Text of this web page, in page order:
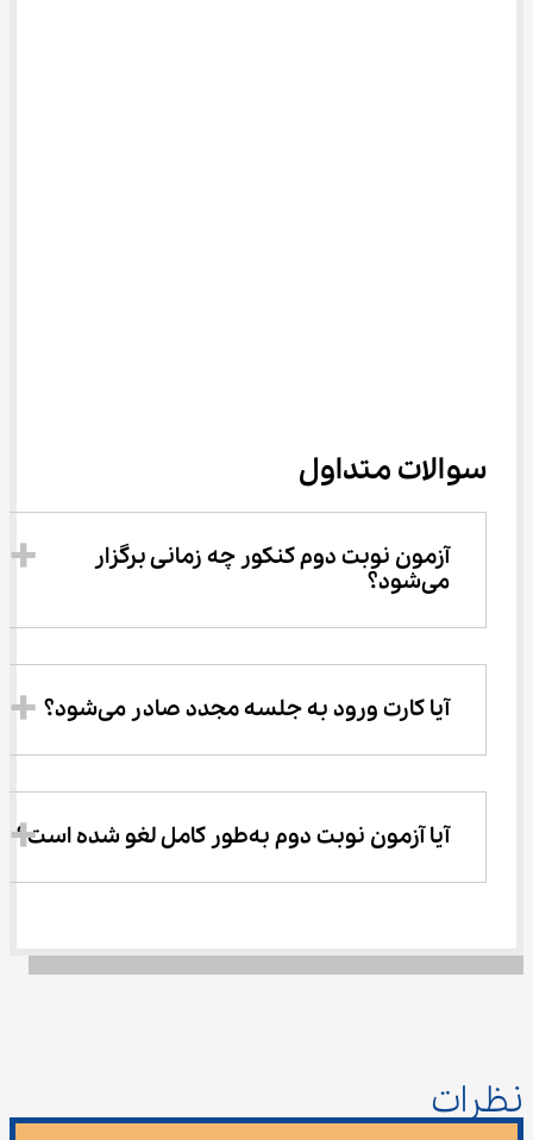
سوالات متداول
آزمون نوبت دوم کنکور چه زمانی برگزار
می‌شود؟
آیا کارت ورود به جلسه مجدد صادر می‌شود؟
آیا آزمون نوبت دوم به‌طور کامل لغو شده است؟
نظرات